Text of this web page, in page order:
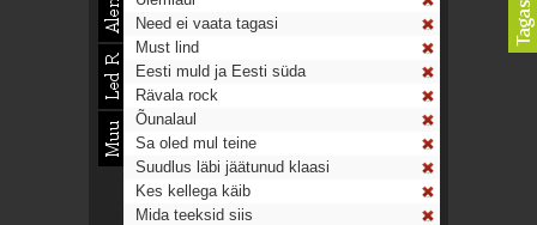
Need ei vaata tagasi
Must lind
Eesti muld ja Eesti süda
Rävala rock
Õunalaul
Sa oled mul teine
Suudlus läbi jäätunud klaasi
Kes kellega käib
Mida teeksid siis